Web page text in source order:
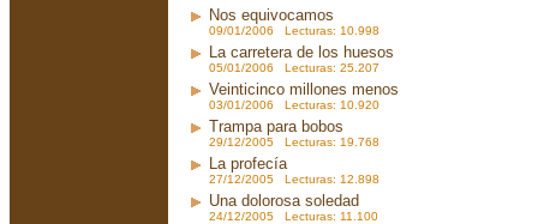
Nos equivocamos
09/01/2006 Lecturas: 10.998
La carretera de los huesos
05/01/2006 Lecturas: 25.207
Veinticinco millones menos
03/01/2006 Lecturas: 10.920
Trampa para bobos
29/12/2005 Lecturas: 19.768
La profecía
27/12/2005 Lecturas: 12.898
Una dolorosa soledad
24/12/2005 Lecturas: 11.100